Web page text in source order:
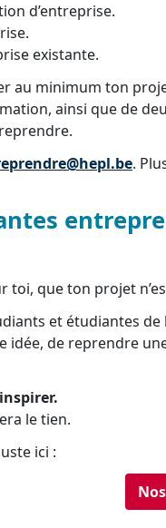
d’entreprise.
existante.
au minimum ton
ainsi que de
.
toi, que ton projet
et étudiantes
idée, de reprendre
le tien.
ici :